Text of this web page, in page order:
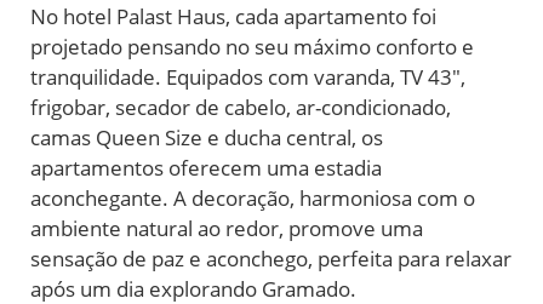
No hotel Palast Haus, cada apartamento foi
projetado pensando no seu máximo conforto e
tranquilidade. Equipados com varanda, TV 43″,
frigobar, secador de cabelo, ar-condicionado,
camas Queen Size e ducha central, os
apartamentos oferecem uma estadia
aconchegante. A decoração, harmoniosa com o
ambiente natural ao redor, promove uma
sensação de paz e aconchego, perfeita para relaxar
após um dia explorando Gramado.